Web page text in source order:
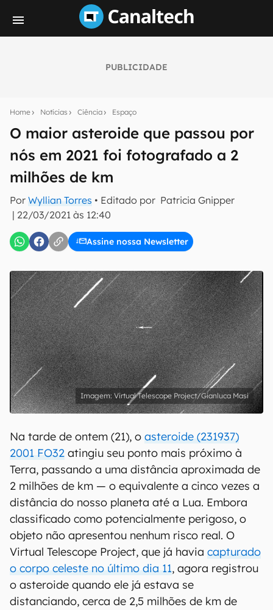
PUBLICIDADE
Home Notícias Ciência Espaço
O maior asteroide que passou por
nós em 2021 foi fotografado a 2
milhões de km
Por Wyllian Torres • Editado por Patricia Gnipper
| 22/03/2021 às 12:40
Assine nossa Newsletter
notícias e reviews sobre tecnologia em primeira
mão.
E-mail
inscreva-se
Confirmo que li, aceito e concordo com os Termos de
Uso e Política de Privacidade do Canaltech.
Virtual Telescope Project/Gianluca Masi
Na tarde de ontem (21), o asteroide (231937)
2001 FO32 atingiu seu ponto mais próximo à
Terra, passando a uma distância aproximada de
2 milhões de km — o equivalente a cinco vezes a
distância do nosso planeta até a Lua. Embora
classificado como potencialmente perigoso, o
objeto não apresentou nenhum risco real. O
Virtual Telescope Project, que já havia capturado
o corpo celeste no último dia 11, agora registrou
o asteroide quando ele já estava se
distanciando, cerca de 2,5 milhões de km de